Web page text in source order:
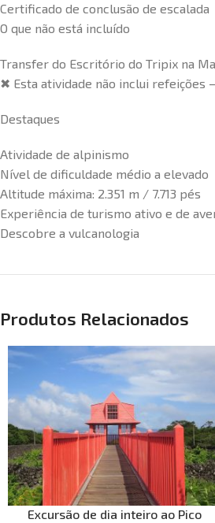
Certificado de conclusão de escalada
O que não está incluído
Transfer do Escritório do Tripix na
✖ Esta atividade não inclui refeições
Destaques
Atividade de alpinismo
Nível de dificuldade médio a elevado
Altitude máxima: 2.351 m / 7.713 pés
Experiência de turismo ativo e de
Descobre a vulcanologia
Produtos Relacionados
Excursão de dia inteiro ao Pico